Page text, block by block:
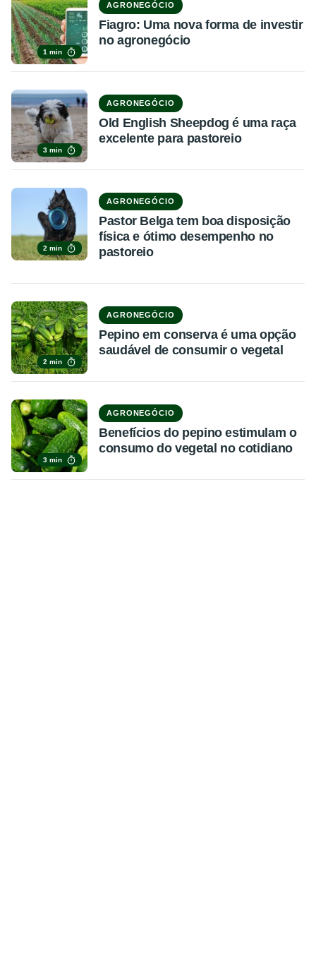
1 min
AGRONEGÓCIO
Fiagro: Uma nova forma de investir
no agronegócio
3 min
AGRONEGÓCIO
Old English Sheepdog é uma raça
excelente para pastoreio
2 min
AGRONEGÓCIO
Pastor Belga tem boa disposição
física e ótimo desempenho no
pastoreio
2 min
AGRONEGÓCIO
Pepino em conserva é uma opção
saudável de consumir o vegetal
3 min
AGRONEGÓCIO
Benefícios do pepino estimulam o
consumo do vegetal no cotidiano